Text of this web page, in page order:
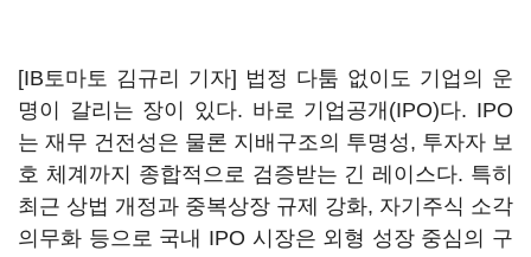
[IB토마토 김규리 기자] 법정 다툼 없이도 기업의 운
명이 갈리는 장이 있다. 바로 기업공개(IPO)다. IPO
는 재무 건전성은 물론 지배구조의 투명성, 투자자 보
호 체계까지 종합적으로 검증받는 긴 레이스다. 특히
최근 상법 개정과 중복상장 규제 강화, 자기주식 소각
의무화 등으로 국내 IPO 시장은 외형 성장 중심의 구